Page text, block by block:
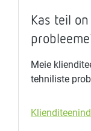
Kas teil
Meie
tehniliste